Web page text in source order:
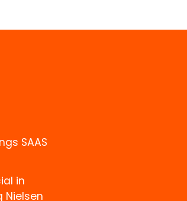
SAAS
in
Nielsen